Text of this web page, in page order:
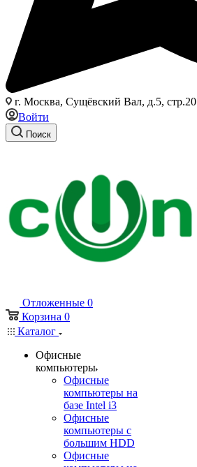
г. Москва, Сущёвский Вал, д.5, стр.20
Войти
Поиск
Отложенные 0
Корзина 0
Каталог
Офисные
компьютеры
Офисные
компьютеры на
базе Intel i3
Офисные
компьютеры с
большим HDD
Офисные